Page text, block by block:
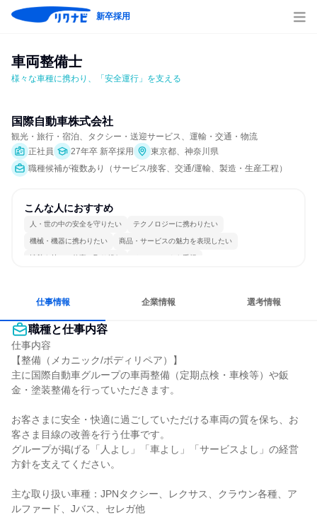
新卒採用
車両整備士
様々な車種に携わり、「安全運行」を支える
国際自動車株式会社
観光・旅行・宿泊、タクシー・送迎サービス、運輸・交通・物流
正社員
27年卒 新卒採用
東京都、神奈川県
職種候補が複数あり（サービス/接客、交通/運輸、製造・生産工程）
こんな人におすすめ
人・世の中の安全を守りたい テクノロジーに携わりたい
機械・機器に携わりたい 商品・サービスの魅力を表現したい
情熱を持って仕事に取り組む チームワークを重視
仕事情報 企業情報 選考情報
職種と仕事内容
仕事内容
【整備（メカニック/ボディリペア）】
主に国際自動車グループの車両整備（定期点検・車検等）や鈑
金・塗装整備を行っていただきます。
お客さまに安全・快適に過ごしていただける車両の質を保ち、お
客さま目線の改善を行う仕事です。
グループが掲げる「人よし」「車よし」「サービスよし」の経営
方針を支えてください。
主な取り扱い車種：JPNタクシー、レクサス、クラウン各種、ア
ルファード、Jバス、セレガ他